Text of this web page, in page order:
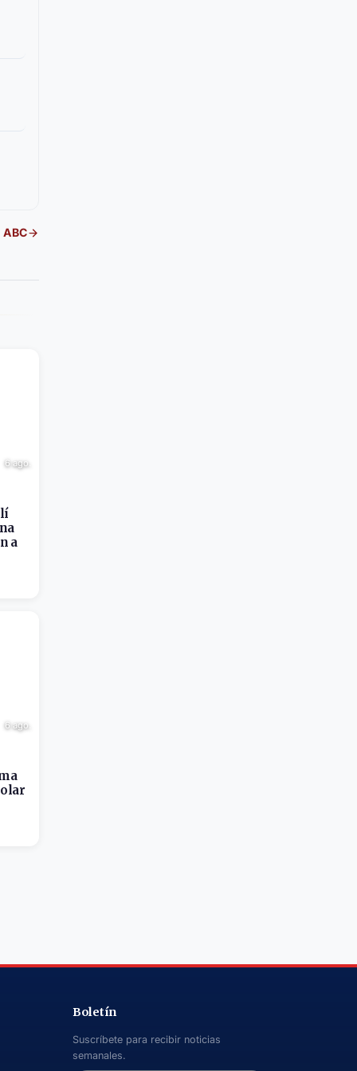
6 ago.
a
6 ago.
Boletín
Suscríbete para recibir noticias
semanales.